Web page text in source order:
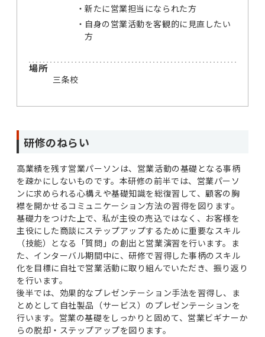
新たに営業担当になられた方
自身の営業活動を客観的に見直したい
方
場所
三条校
研修のねらい
高業績を残す営業パーソンは、営業活動の基礎となる事柄
を疎かにしないものです。本研修の前半では、営業パーソ
ンに求められる心構えや基礎知識を総復習して、顧客の胸
襟を開かせるコミュニケーション方法の習得を図ります。
基礎力をつけた上で、私が主役の売込ではなく、お客様を
主役にした商談にステップアップするために重要なスキル
（技能）となる「質問」の創出と営業演習を行います。ま
た、インターバル期間中に、研修で習得した事柄のスキル
化を目標に自社で営業活動に取り組んでいただき、振り返り
を行います。
後半では、効果的なプレゼンテーション手法を習得し、ま
とめとして自社製品（サービス）のプレゼンテーションを
行います。営業の基礎をしっかりと固めて、営業ビギナーか
らの脱却・ステップアップを図ります。